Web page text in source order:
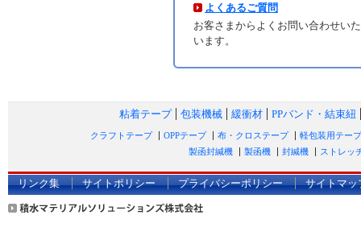
よくあるご質問
お客さまからよくお問い合わせい
います。
粘着テープ 包装機械 緩衝材 PPバンド・結束紐
クラフトテープ OPPテープ 布・クロステープ
軽包装用テープ
製函封緘機
製函機 封緘機 ストレッ
リンク集 サイトポリシー プライバシーポリシー サイトマッ